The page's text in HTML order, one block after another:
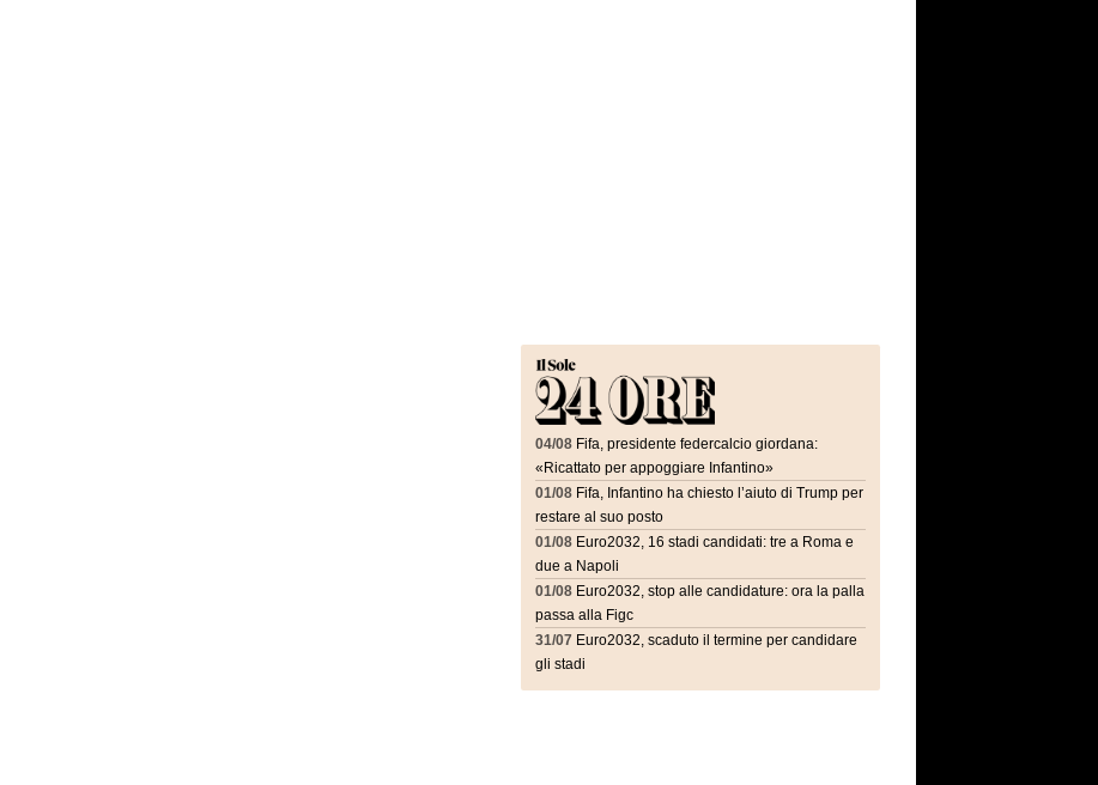
04/08 Fifa, presidente federcalcio giordana:
«Ricattato per appoggiare Infantino»
01/08 Fifa, Infantino ha chiesto l’aiuto di Trump per
restare al suo posto
01/08 Euro2032, 16 stadi candidati: tre a Roma e
due a Napoli
01/08 Euro2032, stop alle candidature: ora la palla
passa alla Figc
31/07 Euro2032, scaduto il termine per candidare
gli stadi